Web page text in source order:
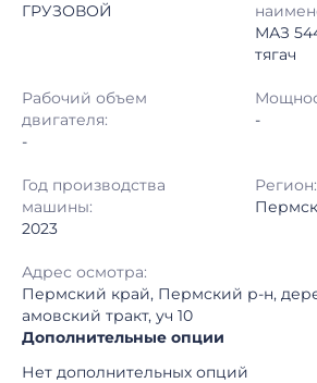
Шаг торгов: 50 000 ₽
Регион: Пермский
ГРУЗОВОЙ
МАЗ
тягач
Рабочий объем
двигателя:
-
-
Год производства
машины:
2023
Регион:
Адрес осмотра:
Пермский край, Пермский р-н,
амовский тракт, уч 10
Дополнительные опции
Нет дополнительных опций